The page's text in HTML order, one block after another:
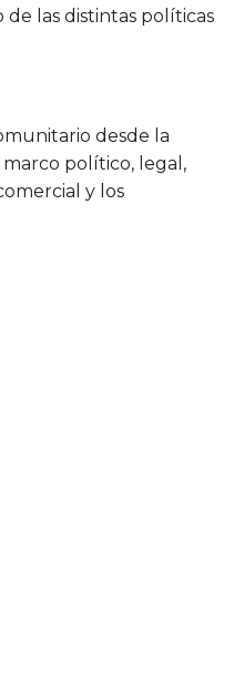
las distintas políticas
desde la
político, legal,
y los